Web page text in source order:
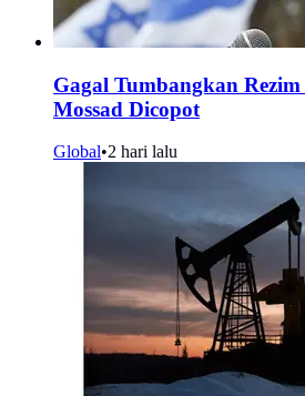
Gagal Tumbangkan
Mossad Dicopot
Global•2 hari lalu